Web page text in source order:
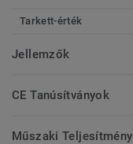
Tarkett-érték
Jellemzők
CE Tanúsítványok
Műszaki Teljesítmény